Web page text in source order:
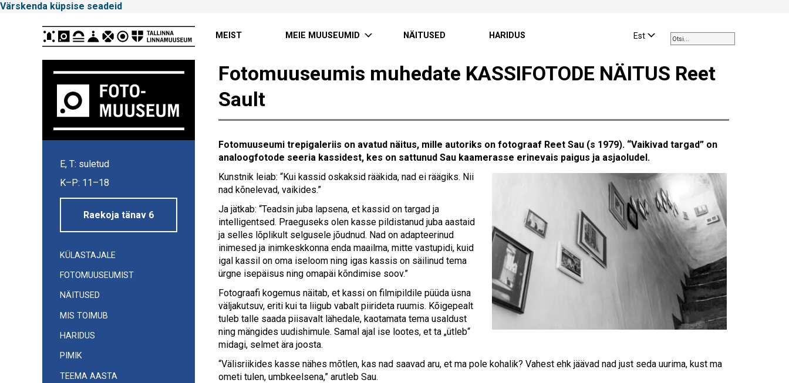
Värskenda küpsise seadeid
Linnamuuseum
the
up
down
arrows
a
Press
to
go
to
the
selected
search
result.
Touch
device
users
can
use
touch
gestures.
Est
MEIST MEIE MUUSEUMID NÄITUSED HARIDUS
E, T: suletud
K–P: 11–18
Raekoja tänav 6
KÜLASTAJALE
FOTOMUUSEUMIST
NÄITUSED
MIS TOIMUB
HARIDUS
PIMIK
TEEMA AASTA
Fotomuuseumis muhedate KASSIFOTODE NÄITUS Reet
Sault
Fotomuuseumi trepigaleriis on avatud näitus, mille autoriks on fotograaf Reet Sau (s 1979). “Vaikivad targad” on
analoogfotode seeria kassidest, kes on sattunud Sau kaamerasse erinevais paigus ja asjaoludel.
Kunstnik leiab: “Kui kassid oskaksid rääkida, nad ei räägiks. Nii
nad kõnelevad, vaikides.”
Ja jätkab: “Teadsin juba lapsena, et kassid on targad ja
intelligentsed. Praeguseks olen kasse pildistanud juba aastaid
ja selles lõplikult selgusele jõudnud. Nad on adapteerinud
inimesed ja inimkeskkonna enda maailma, mitte vastupidi, kuid
igal kassil on oma iseloom ning igas kassis on säilinud tema
ürgne isepäisus ning omapäi kõndimise soov.”
Fotograafi kogemus näitab, et kassi on filmipildile püüda üsna
väljakutsuv, eriti kui ta liigub vabalt piirideta ruumis. Kõigepealt
tuleb talle saada piisavalt lähedale, kaotamata tema usaldust
ning mängides uudishimule. Samal ajal ise lootes, et ta „ütleb“
midagi, selmet ära joosta.
“Välisriikides kasse nähes mõtlen, kas nad saavad aru, et ma pole kohalik? Vahest ehk jäävad nad just seda uurima, kust ma
ometi tulen, umbkeelsena,” arutleb Sau.